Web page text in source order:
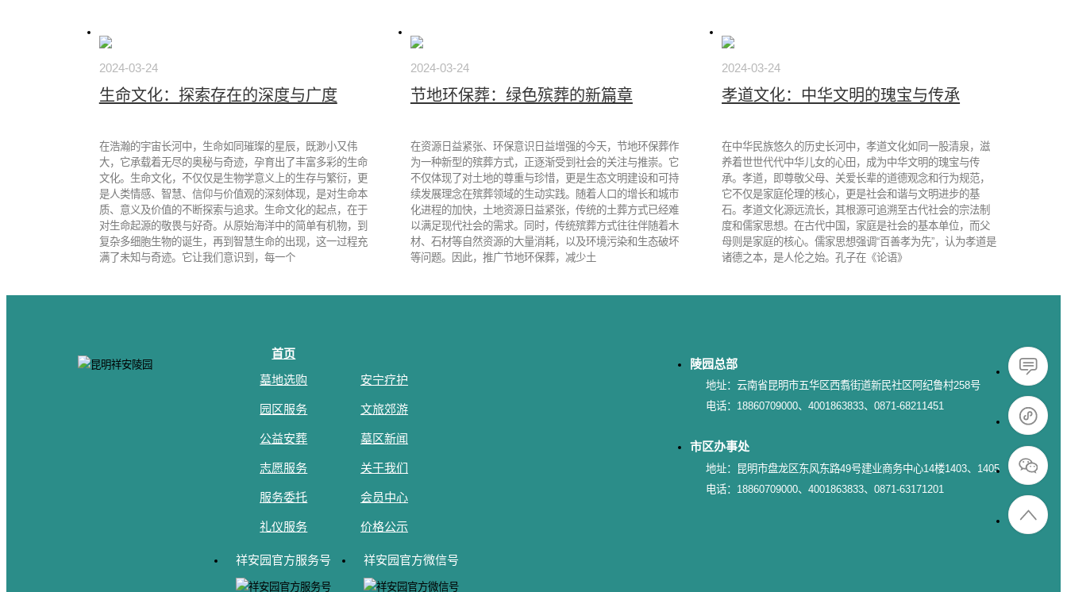
2024-03-24
生命文化：探索存在的深度与广度
在浩瀚的宇宙长河中，生命如同璀璨的星辰，既渺小又伟
大，它承载着无尽的奥秘与奇迹，孕育出了丰富多彩的生命
文化。生命文化，不仅仅是生物学意义上的生存与繁衍，更
是人类情感、智慧、信仰与价值观的深刻体现，是对生命本
质、意义及价值的不断探索与追求。生命文化的起点，在于
对生命起源的敬畏与好奇。从原始海洋中的简单有机物，到
复杂多细胞生物的诞生，再到智慧生命的出现，这一过程充
满了未知与奇迹。它让我们意识到，每一个
2024-03-24
节地环保葬：绿色殡葬的新篇章
在资源日益紧张、环保意识日益增强的今天，节地环保葬作
为一种新型的殡葬方式，正逐渐受到社会的关注与推崇。它
不仅体现了对土地的尊重与珍惜，更是生态文明建设和可持
续发展理念在殡葬领域的生动实践。随着人口的增长和城市
化进程的加快，土地资源日益紧张，传统的土葬方式已经难
以满足现代社会的需求。同时，传统殡葬方式往往伴随着木
材、石材等自然资源的大量消耗，以及环境污染和生态破坏
等问题。因此，推广节地环保葬，减少土
2024-03-24
孝道文化：中华文明的瑰宝与传承
在中华民族悠久的历史长河中，孝道文化如同一股清泉，滋
养着世世代代中华儿女的心田，成为中华文明的瑰宝与传
承。孝道，即尊敬父母、关爱长辈的道德观念和行为规范，
它不仅是家庭伦理的核心，更是社会和谐与文明进步的基
石。孝道文化源远流长，其根源可追溯至古代社会的宗法制
度和儒家思想。在古代中国，家庭是社会的基本单位，而父
母则是家庭的核心。儒家思想强调“百善孝为先”，认为孝道是
诸德之本，是人伦之始。孔子在《论语》
首页
墓地选购
园区服务
公益安葬
志愿服务
服务委托
礼仪服务
安宁疗护
文旅郊游
墓区新闻
关于我们
会员中心
价格公示
陵园总部
地址：云南省昆明市五华区西翥街道新民社区阿纪鲁村258号
电话：18860709000、4001863833、0871-68211451
市区办事处
地址：昆明市盘龙区东风东路49号建业商务中心14楼1403、1405
电话：18860709000、4001863833、0871-63171201
祥安园官方服务号 祥安园官方微信号